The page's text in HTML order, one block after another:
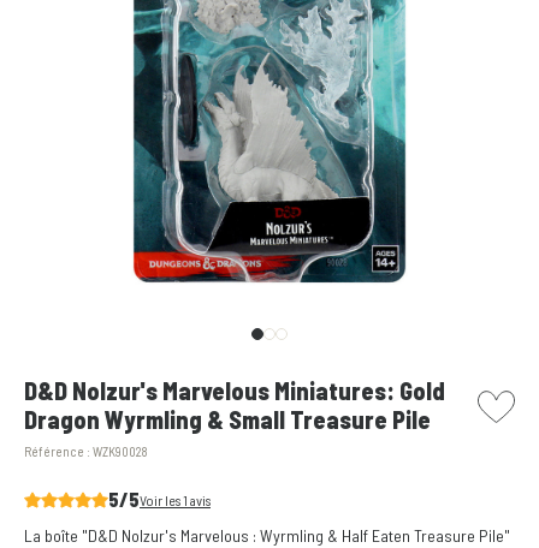
D&D Nolzur's Marvelous Miniatures: Gold
Dragon Wyrmling & Small Treasure Pile
Référence : WZK90028
picto
5/5Voir les 1 avis
La boîte "D&D Nolzur's Marvelous : Wyrmling & Half Eaten Treasure Pile"